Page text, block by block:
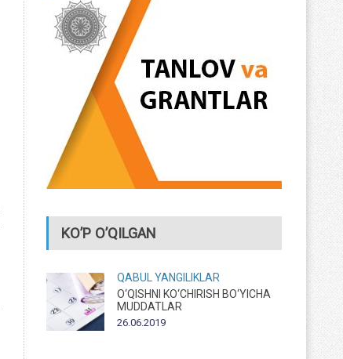
KO’P O’QILGAN
QABUL
YANGILIKLAR
O‘QISHNI KO‘CHIRISH BO‘YICHA
MUDDATLAR
26.06.2019